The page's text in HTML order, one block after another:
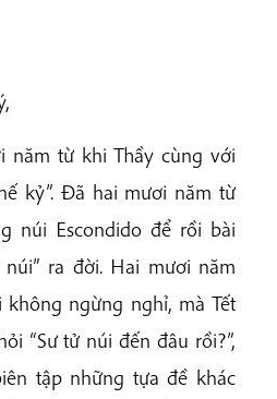
năm từ khi Thầy cùng với
kỷ”. Đã hai mươi năm từ
núi Escondido để rồi bài
ra đời. Hai mươi năm
ngừng nghỉ, mà Tết
“Sư tử núi đến đâu rồi?”,
tập những tựa đề khác